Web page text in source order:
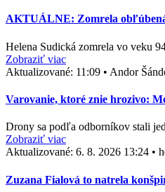
AKTUÁLNE: Zomrela obľúbená
Helena Sudická zomrela vo veku
Zobraziť viac
Aktualizované: 11:09 • Andor
Varovanie, ktoré znie hrozivo:
Drony sa podľa odborníkov stali
Zobraziť viac
Aktualizované: 6. 8. 2026 13:24 •
Zuzana Fialová to natrela